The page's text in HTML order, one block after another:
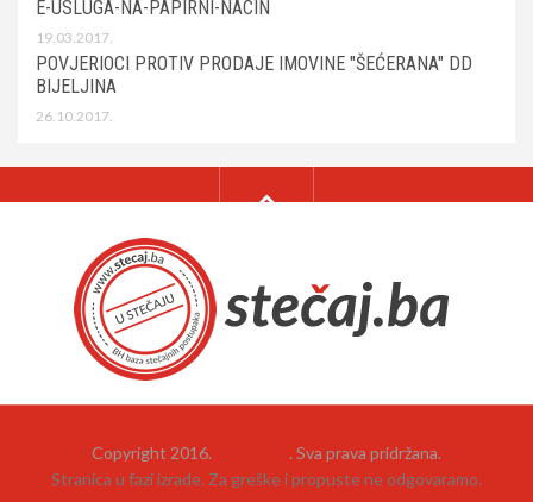
E-USLUGA-NA-PAPIRNI-NACIN
19.03.2017.
POVJERIOCI PROTIV PRODAJE IMOVINE "ŠEĆERANA" DD
BIJELJINA
26.10.2017.
Copyright 2016.
. Sva prava pridržana.
Stranica u fazi izrade. Za greške i propuste ne odgovaramo.